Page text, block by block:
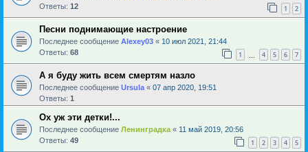
Ответы: 12 1 2
Песни поднимающие настроение
Последнее сообщение Alexey03 « 10 июл 2021, 21:44
Ответы: 68 1 4 5 6 7
А я буду жить всем смертям назло
Последнее сообщение Ursula « 07 апр 2020, 19:51
Ответы: 1
Ох уж эти детки!...
Последнее сообщение Ленинградка « 11 май 2019, 20:56
Ответы: 49 1 2 3 4 5